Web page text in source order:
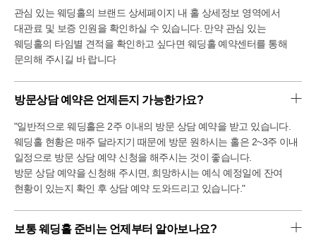
관심 있는 웨딩홀의 브랜드 상세페이지 내 홀 상세정보 영역에서
대관료 및 보증 인원을 확인하실 수 있습니다. 만약 관심 있는
웨딩홀의 타임별 견적을 확인하고 싶다면 웨딩홀 예약센터를 통해
문의해 주시길 바 랍니다
방문상담 예약은 언제든지 가능한가요?
"일반적으로 웨딩홀은 2주 이내의 방문 상담 예약을 받고 있습니다.
웨딩홀 현황은 매주 달라지기 때문에 방문 원하시는 홀은 2~3주 이내
일정으로 방문 상담 예약 신청을 해주시는 것이 좋습니다.
방문 상담 예약을 신청해 주시면, 희망하시는 예식 예정일에 잔여
현황이 있는지 확인 후 상담 예약 도와드리고 있습니다."
보통 웨딩홀 준비는 언제부터 알아보나요?